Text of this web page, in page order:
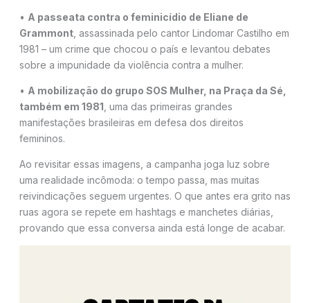
• A passeata contra o feminicídio de Eliane de
Grammont, assassinada pelo cantor Lindomar Castilho em
1981 – um crime que chocou o país e levantou debates
sobre a impunidade da violência contra a mulher.
• A mobilização do grupo SOS Mulher, na Praça da Sé,
também em 1981 , uma das primeiras grandes
manifestações brasileiras em defesa dos direitos
femininos.
Ao revisitar essas imagens, a campanha joga luz sobre
uma realidade incômoda: o tempo passa, mas muitas
reivindicações seguem urgentes. O que antes era grito nas
ruas agora se repete em hashtags e manchetes diárias,
provando que essa conversa ainda está longe de acabar.